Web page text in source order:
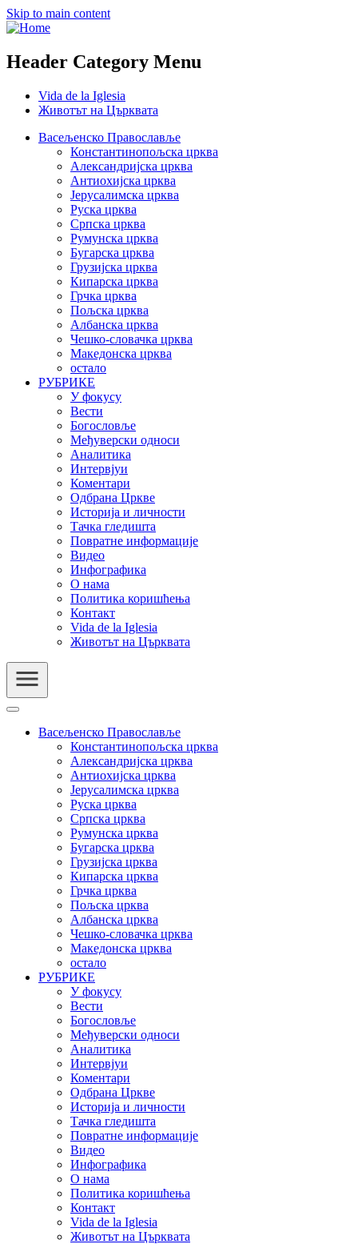
Skip to main content
Header Category Menu
Vida de la Iglesia
Животът на Църквата
Васељенско Православље
Константинопољска црква
Александријска црква
Антиохијска црква
Јерусалимска црква
Руска црква
Српска црква
Румунска црква
Бугарска црква
Грузијска црква
Кипарска црква
Грчка црква
Пољска црква
Албанска црква
Чешко-словачка црква
Македонска црква
остало
РУБРИКЕ
У фокусу
Вести
Богословље
Међуверски односи
Аналитика
Интервјуи
Коментари
Одбрана Цркве
Историја и личности
Тачка гледишта
Повратне информације
Видео
Инфографика
О нама
Политика коришћења
Контакт
Vida de la Iglesia
Животът на Църквата
Васељенско Православље
Константинопољска црква
Александријска црква
Антиохијска црква
Јерусалимска црква
Руска црква
Српска црква
Румунска црква
Бугарска црква
Грузијска црква
Кипарска црква
Грчка црква
Пољска црква
Албанска црква
Чешко-словачка црква
Македонска црква
остало
РУБРИКЕ
У фокусу
Вести
Богословље
Међуверски односи
Аналитика
Интервјуи
Коментари
Одбрана Цркве
Историја и личности
Тачка гледишта
Повратне информације
Видео
Инфографика
О нама
Политика коришћења
Контакт
Vida de la Iglesia
Животът на Църквата